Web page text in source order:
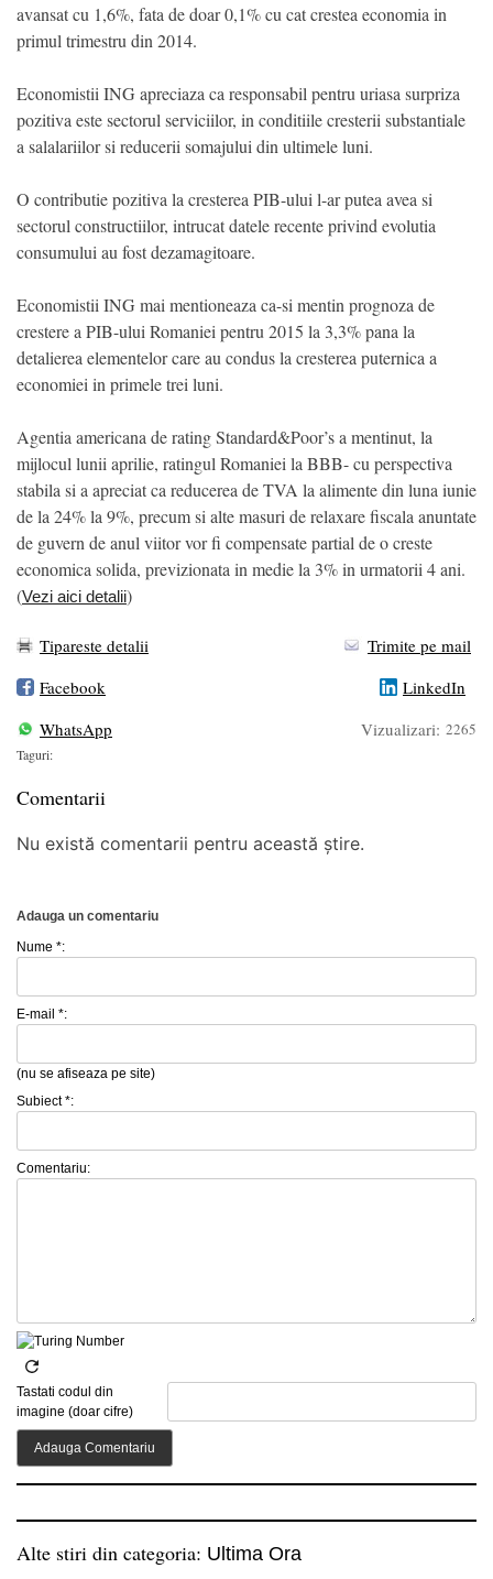
avansat cu 1,6%, fata de doar 0,1% cu cat crestea economia in
primul trimestru din 2014.
Economistii ING apreciaza ca responsabil pentru uriasa surpriza
pozitiva este sectorul serviciilor, in conditiile cresterii substantiale
a salalariilor si reducerii somajului din ultimele luni.
O contributie pozitiva la cresterea PIB-ului l-ar putea avea si
sectorul constructiilor, intrucat datele recente privind evolutia
consumului au fost dezamagitoare.
Economistii ING mai mentioneaza ca-si mentin prognoza de
crestere a PIB-ului Romaniei pentru 2015 la 3,3% pana la
detalierea elementelor care au condus la cresterea puternica a
economiei in primele trei luni.
Agentia americana de rating Standard&Poor’s a mentinut, la
mijlocul lunii aprilie, ratingul Romaniei la BBB- cu perspectiva
stabila si a apreciat ca reducerea de TVA la alimente din luna iunie
de la 24% la 9%, precum si alte masuri de relaxare fiscala anuntate
de guvern de anul viitor vor fi compensate partial de o creste
economica solida, previzionata in medie la 3% in urmatorii 4 ani.
(Vezi aici detalii)
Tipareste detalii
Trimite pe mail
Facebook
LinkedIn
WhatsApp
Vizualizari: 2265
Taguri:
Comentarii
Nu există comentarii pentru această știre.
Adauga un comentariu
Nume *:
E-mail *:
(nu se afiseaza pe site)
Subiect *:
Comentariu:
Tastati codul din
imagine (doar cifre)
Alte stiri din categoria: Ultima Ora